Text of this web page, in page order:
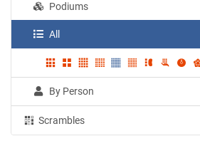
Podiums
All
By Person
Scrambles